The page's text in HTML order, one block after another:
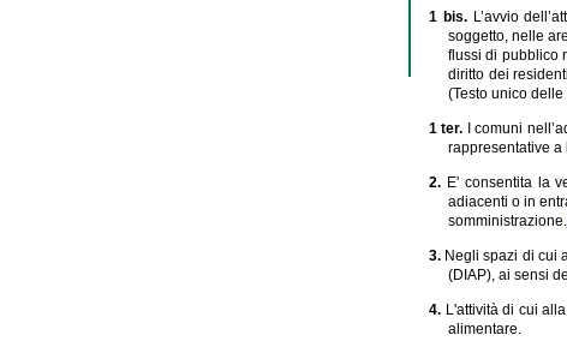
1 bis. L’avvio
soggetto, nelle
flussi di pubblico
diritto dei
(Testo unico
1 ter. I comuni
rappresentative
2. E' consentita la
adiacenti o in
somministrazione.
3. Negli spazi di cui
(DIAP), ai sensi
4. L'attività di cui
alimentare.